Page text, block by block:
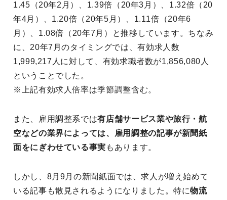
1.45（20年2月）、1.39倍（20年3月）、1.32倍（20
年4月）、1.20倍（20年5月）、1.11倍（20年6
月）、1.08倍（20年7月）と推移しています。ちなみ
に、20年7月のタイミングでは、有効求人数
1,999,217人に対して、有効求職者数が1,856,080人
ということでした。
※上記有効求人倍率は季節調整含む。
また、雇用調整系では有店舗サービス業や旅行・航
空などの業界によっては、雇用調整の記事が新聞紙
面をにぎわせている事実 もあります。
しかし、8月9月の新聞紙面では、求人が増え始めて
いる記事も散見されるようになりました。特に物流